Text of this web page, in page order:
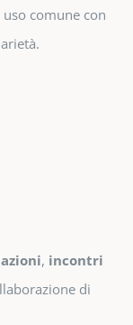
comune con
, incontri
di